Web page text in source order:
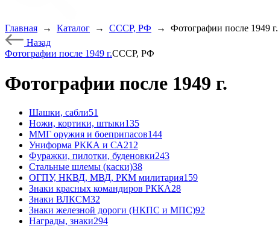
Главная → Каталог → СССР, РФ →
Фотографии после 1949 г.
Назад
Фотографии после 1949 г.СССР, РФ
Фотографии после 1949 г.
Шашки, сабли51
Ножи, кортики, штыки135
ММГ оружия и боеприпасов144
Униформа РККА и СА212
Фуражки, пилотки, буденовки243
Стальные шлемы (каски)38
ОГПУ, НКВД, МВД, РКМ милитария159
Знаки красных командиров РККА28
Знаки ВЛКСМ32
Знаки железной дороги (НКПС и МПС)92
Награды, знаки294